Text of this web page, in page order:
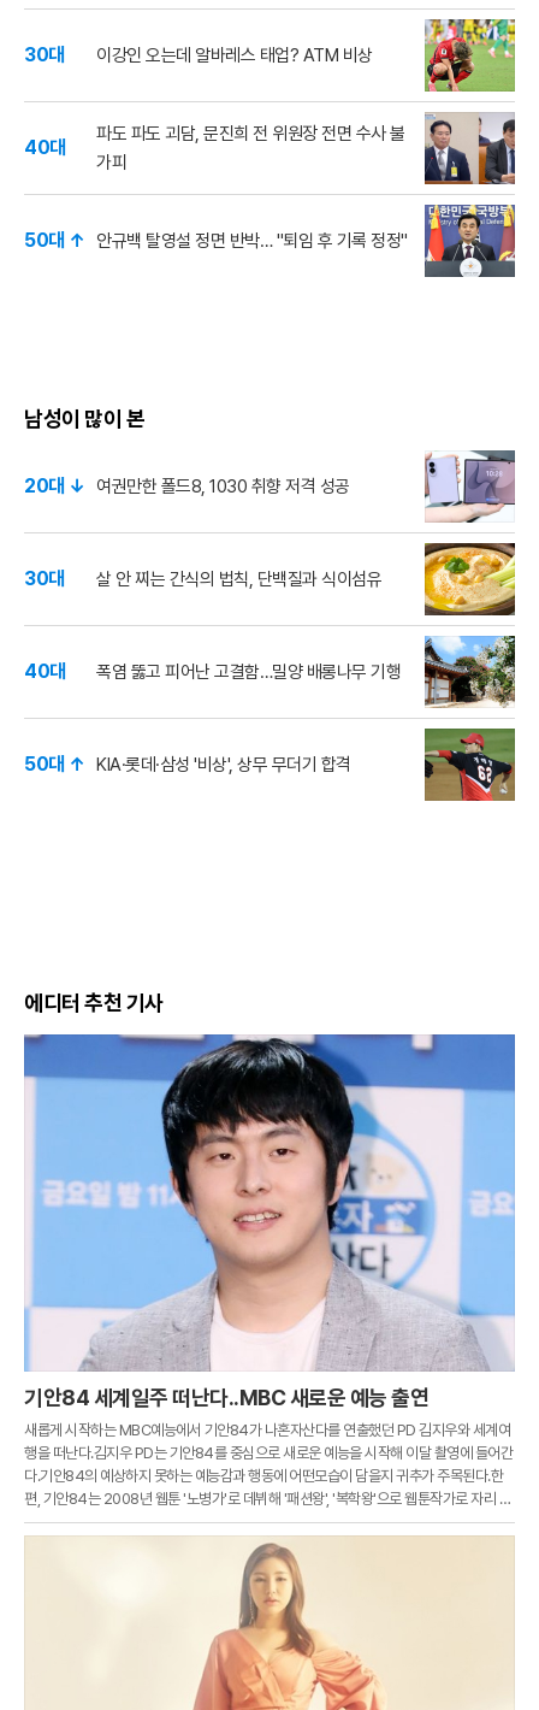
30대 이강인 오는데 알바레스 태업? ATM 비상
40대
파도 파도 괴담, 문진희 전 위원장 전면 수사 불
가피
50대 ↑ 안규백 탈영설 정면 반박… "퇴임 후 기록 정정"
남성이 많이 본
20대 ↓ 여권만한 폴드8, 1030 취향 저격 성공
30대 살 안 찌는 간식의 법칙, 단백질과 식이섬유
40대 폭염 뚫고 피어난 고결함…밀양 배롱나무 기행
50대 ↑ KIA·롯데·삼성 '비상', 상무 무더기 합격
에디터 추천 기사
기안84 세계일주 떠난다..MBC 새로운 예능 출연
새롭게 시작하는 MBC예능에서 기안84가 나혼자산다를 연출했던 PD 김지우와 세계여
행을 떠난다.김지우 PD는 기안84를 중심으로 새로운 예능을 시작해 이달 촬영에 들어간
다.기안84의 예상하지 못하는 예능감과 행동에 어떤모습이 담을지 귀추가 주목된다.한
편, 기안84는 2008년 웹툰 '노병가'로 데뷔해 '패션왕', '복학왕'으로 웹툰작가로 자리 잡
았다.2016년에는 '나 혼자 산다'로 출연해 시청자들의 사랑을 받고 있다.